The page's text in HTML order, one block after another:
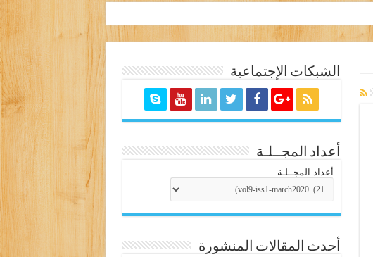
الشبكات الإجتماعية
أعداد المجــلـة
أعداد المجــلـة
أحدث المقالات المنشورة